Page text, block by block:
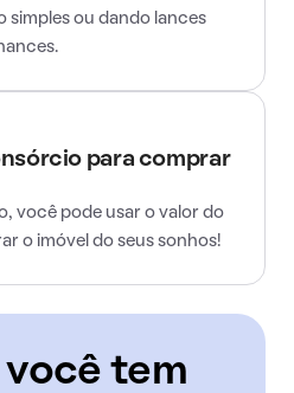
simples ou dando lances
para comprar
você pode usar o valor do
o imóvel do seus sonhos!
você tem